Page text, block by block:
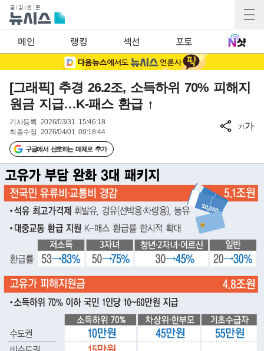
메인 랭킹 섹션 포토
[그래픽] 추경 26.2조, 소득하위 70% 피해지
원금 지급…K-패스 환급 ↑
기사등록 2026/03/31 15:46:18
최종수정 2026/04/01 09:18:44
구글에서 선호하는 매체로 추가
가가